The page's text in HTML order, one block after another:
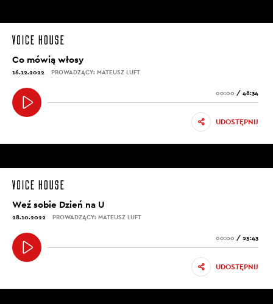
Co mówią włosy
16.12.2022 PROWADZĄCY: MATEUSZ LUFT
00:00 / 48:34
UDOSTĘPNIJ
Weź sobie Dzień na U
28.10.2022 PROWADZĄCY: MATEUSZ LUFT
00:00 / 25:43
UDOSTĘPNIJ